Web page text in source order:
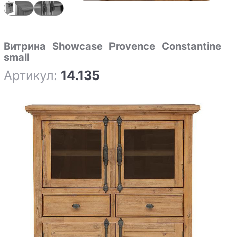
Витрина Showcase Provence Constantine
small
Артикул: 14.135